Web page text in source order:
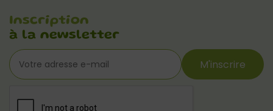
Inscription
à la newsletter
M'inscrire